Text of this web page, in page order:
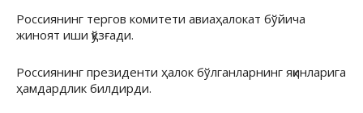
Россиянинг тергов комитети авиаҳалокат бўйича
жиноят иши қўзғади.
Россиянинг президенти ҳалок бўлганларнинг яқинларига
ҳамдардлик билдирди.